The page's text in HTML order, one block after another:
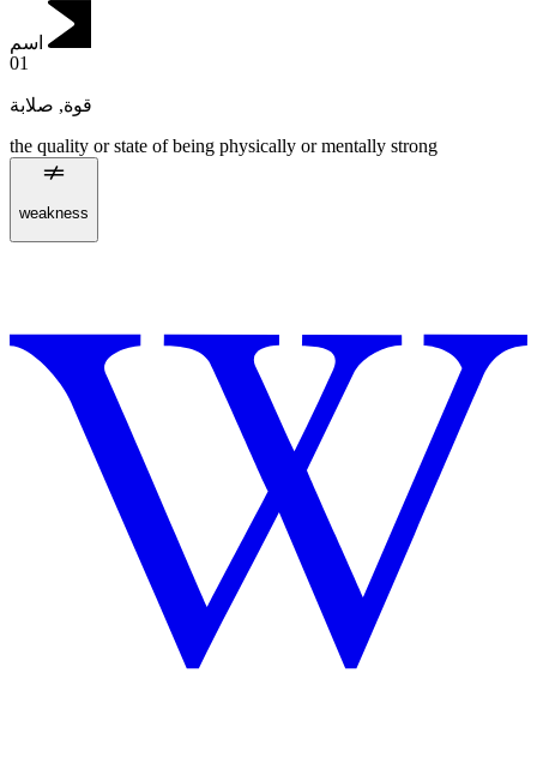
اسم
01
قوة, صلابة
the quality or state of being physically or mentally strong
weakness